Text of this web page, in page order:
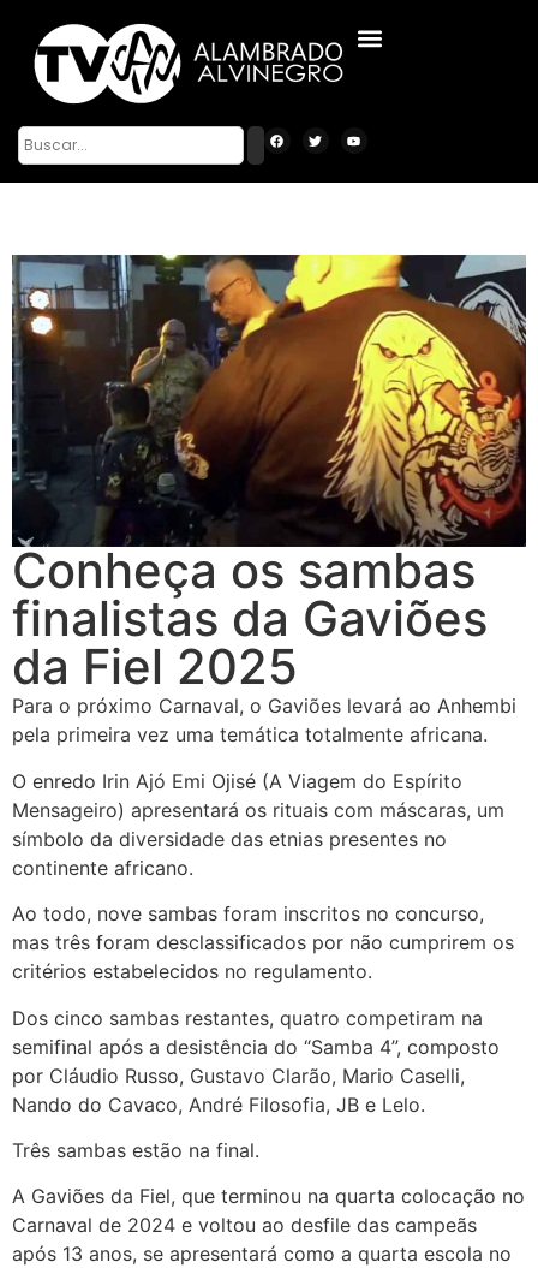
Conheça os sambas
finalistas da Gaviões
da Fiel 2025
Para o próximo Carnaval, o Gaviões levará ao Anhembi
pela primeira vez uma temática totalmente africana.
O enredo Irin Ajó Emi Ojisé (A Viagem do Espírito
Mensageiro) apresentará os rituais com máscaras, um
símbolo da diversidade das etnias presentes no
continente africano.
Ao todo, nove sambas foram inscritos no concurso,
mas três foram desclassificados por não cumprirem os
critérios estabelecidos no regulamento.
Dos cinco sambas restantes, quatro competiram na
semifinal após a desistência do “Samba 4”, composto
por Cláudio Russo, Gustavo Clarão, Mario Caselli,
Nando do Cavaco, André Filosofia, JB e Lelo.
Três sambas estão na final.
A Gaviões da Fiel, que terminou na quarta colocação no
Carnaval de 2024 e voltou ao desfile das campeãs
após 13 anos, se apresentará como a quarta escola no